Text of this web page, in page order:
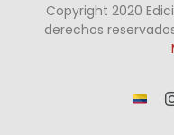
Copyright 2020
derechos
¡Somos